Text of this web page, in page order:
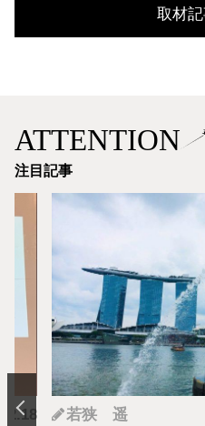
取材
ATTENTION
注目記事
若狭 遥